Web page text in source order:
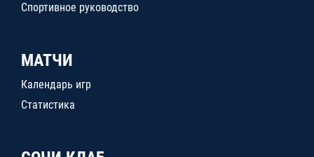
Спортивное руководство
МАТЧИ
Календарь игр
Статистика